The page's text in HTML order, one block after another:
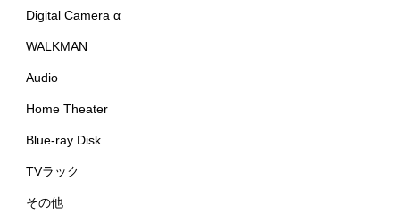
Digital Camera α
WALKMAN
Audio
Home Theater
Blue-ray Disk
TVラック
その他